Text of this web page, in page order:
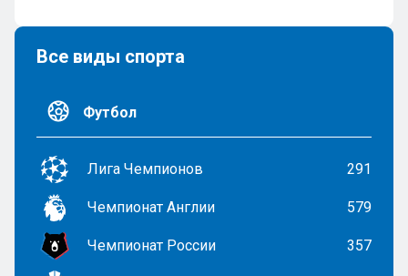
Все виды спорта
Футбол
Лига Чемпионов 291
Чемпионат Англии 579
Чемпионат России 357